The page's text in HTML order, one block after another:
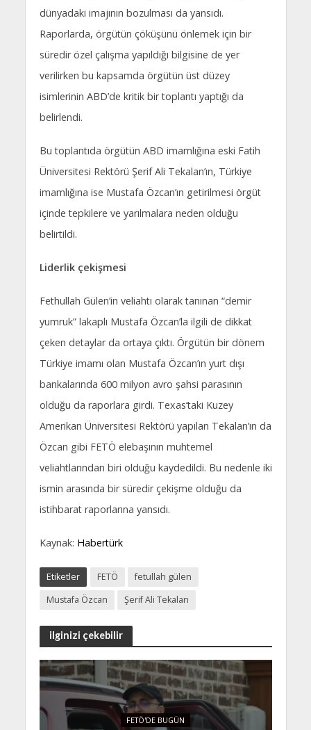
dünyadaki imajının bozulması da yansıdı.
Raporlarda, örgütün çöküşünü önlemek için bir
süredir özel çalışma yapıldığı bilgisine de yer
verilirken bu kapsamda örgütün üst düzey
isimlerinin ABD’de kritik bir toplantı yaptığı da
belirlendi.
Bu toplantıda örgütün ABD imamlığına eski Fatih
Üniversitesi Rektörü Şerif Ali Tekalan’ın, Türkiye
imamlığına ise Mustafa Özcan’ın getirilmesi örgüt
içinde tepkilere ve yarılmalara neden olduğu
belirtildi.
Liderlik çekişmesi
Fethullah Gülen’in veliahtı olarak tanınan “demir
yumruk” lakaplı Mustafa Özcan’la ilgili de dikkat
çeken detaylar da ortaya çıktı. Örgütün bir dönem
Türkiye imamı olan Mustafa Özcan’ın yurt dışı
bankalarında 600 milyon avro şahsi parasının
olduğu da raporlara girdi. Texas’taki Kuzey
Amerikan Üniversitesi Rektörü yapılan Tekalan’ın da
Özcan gibi FETÖ elebaşının muhtemel
veliahtlarından biri olduğu kaydedildi. Bu nedenle iki
ismin arasında bir süredir çekişme olduğu da
istihbarat raporlarına yansıdı.
Kaynak: Habertürk
Etiketler FETÖ
fetullah gülen
Mustafa Özcan
Şerif Ali Tekalan
ilginizi çekebilir
FETÖ'DE BUGÜN